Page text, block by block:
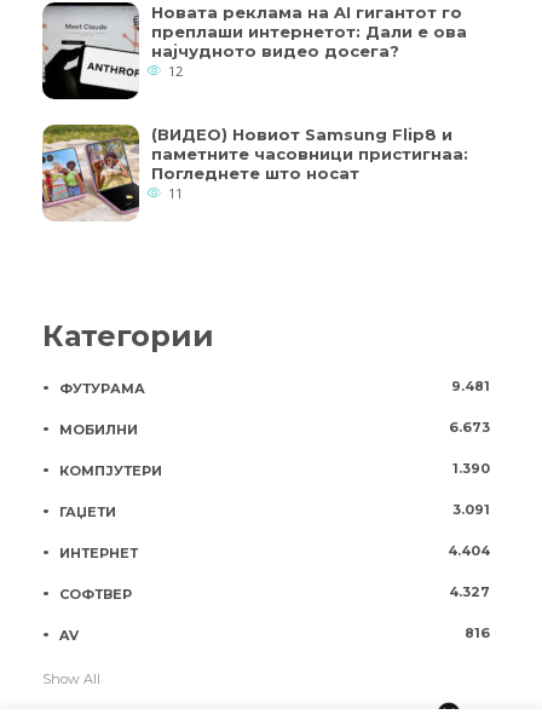
Новата реклама на AI гигантот го
преплаши интернетот: Дали е ова
најчудното видео досега?
12
(ВИДЕО) Новиот Samsung Flip8 и
паметните часовници пристигнаа:
Погледнете што носат
11
Категории
ФУТУРАМА 9.481
МОБИЛНИ 6.673
КОМПЈУТЕРИ 1.390
ГАЏЕТИ 3.091
ИНТЕРНЕТ 4.404
СОФТВЕР 4.327
AV 816
Show All